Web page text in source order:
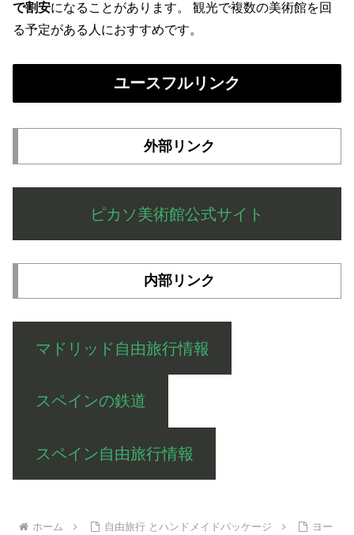
で割安になることがあります。 観光で複数の美術館を回
る予定がある人におすすめです。
ユースフルリンク
外部リンク
ピカソ美術館公式サイト
内部リンク
マドリッド自由旅行情報
スペインの鉄道
スペイン自由旅行情報
ホーム 自由旅行 とハンドメイドパッケージ
ヨー